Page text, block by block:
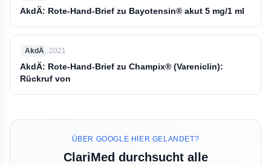
AkdÄ: Rote-Hand-Brief zu Bayotensin® akut 5 mg/1 ml
AkdÄ 2021
AkdÄ: Rote-Hand-Brief zu Champix® (Vareniclin):
Rückruf von
ÜBER GOOGLE HIER GELANDET?
ClariMed durchsucht alle